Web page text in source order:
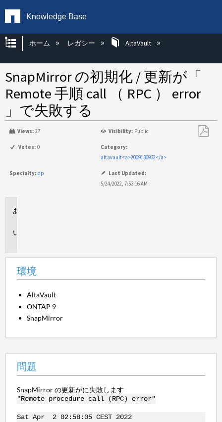
Knowledge Base
グローバル階層を展開/折りたたむ
ホーム レガシー AltaVault
SnapMirror の初期化 / 更新が「
Remote 手順 call （ RPC ） error
」で失敗する
Views: 27 Visibility: Public
Votes: 0
Category:
altavault<a>2009136932</a>
Specialty: dp
Last Updated:
5/24/2022, 7:53:16 AM
環境
AltaVault
ONTAP 9
SnapMirror
問題
SnapMirror の更新がに失敗します
"Remote procedure call (RPC) error"
Sat Apr 2 02:58:05 CEST 2022